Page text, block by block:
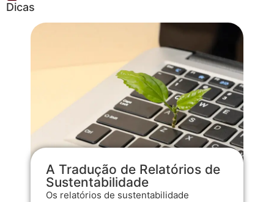
Dicas
A Tradução de Relatórios de
Sustentabilidade
Os relatórios de sustentabilidade